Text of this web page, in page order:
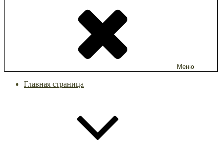
Меню
Главная страница